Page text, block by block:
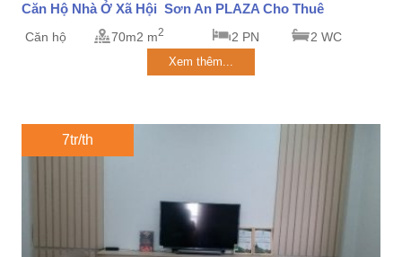
Căn Hộ Nhà Ở Xã Hội Sơn An PLAZA Cho Thuê
Căn hộ 70m2 m2 2 PN 2 WC
Xem thêm...
7tr/th